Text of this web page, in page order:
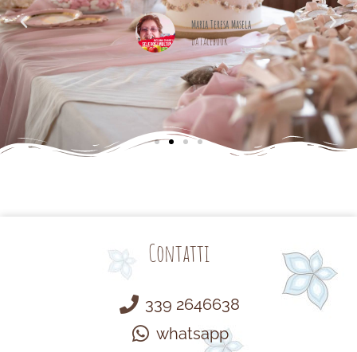
Maria Teresa Masela
da Facebook
Contatti
339 2646638
whatsapp